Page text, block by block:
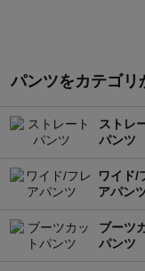
パンツをカテゴリ
ストレ
パンツ
ワイド/
アパン
ブーツ
パンツ